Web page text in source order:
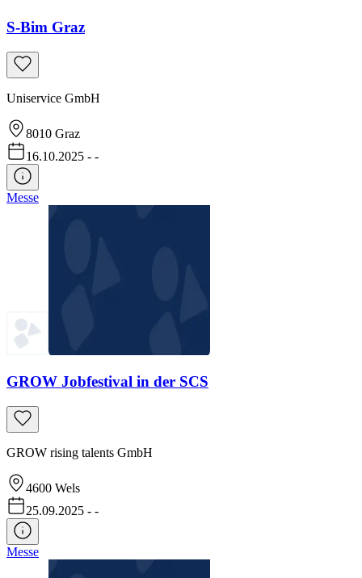
S-Bim Graz
Uniservice GmbH
8010 Graz
16.10.2025 - -
Messe
GROW Jobfestival in der SCS
GROW rising talents GmbH
4600 Wels
25.09.2025 - -
Messe